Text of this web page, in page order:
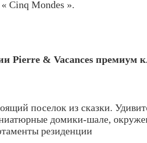
Cinq Mondes ».
Pierre & Vacances премиум
поселок из сказки.
домики-шале,
резиденции